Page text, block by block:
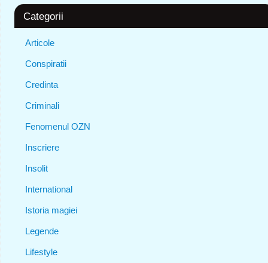
Categorii
Articole
Conspiratii
Credinta
Criminali
Fenomenul OZN
Inscriere
Insolit
International
Istoria magiei
Legende
Lifestyle